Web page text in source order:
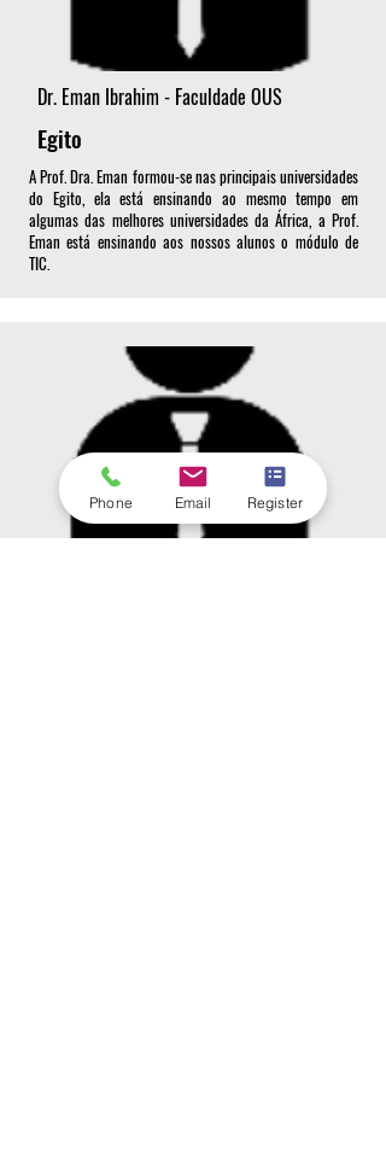
Dr. Eman Ibrahim - Faculdade OUS
Egito
A Prof. Dra. Eman formou-se nas principais universidades
do Egito, ela está ensinando ao mesmo tempo em
algumas das melhores universidades da África, a Prof.
Eman está ensinando aos nossos alunos o módulo de
TIC.
Phone Email Register